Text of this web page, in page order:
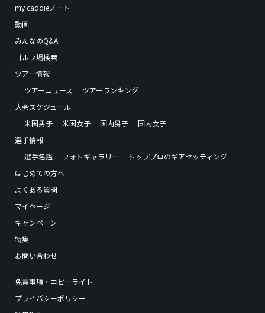
my caddieノート
動画
みんなのQ&A
ゴルフ場検索
ツアー情報
ツアーニュース
ツアーランキング
大会スケジュール
米国男子
米国女子 国内男子
国内女子
選手情報
選手名鑑
フォトギャラリー
トッププロのギアセッティング
はじめての方へ
よくある質問
マイページ
キャンペーン
特集
お問い合わせ
免責事項・コピーライト
プライバシーポリシー